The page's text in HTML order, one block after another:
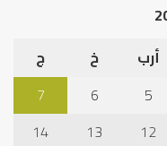
أرب خ
ج
5
6
7
12
13
14